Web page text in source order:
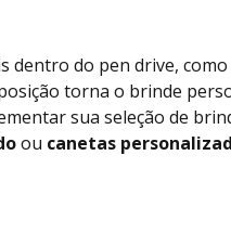
dentro do pen drive,
torna o brinde
sua seleção de
ou canetas